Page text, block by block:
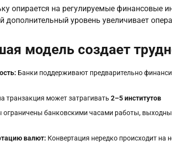
опирается на регулируемые финансовые
дополнительный уровень увеличивает
модель создает
Банки поддерживают предварительно
транзакция может затрагивать 2–5 институтов
ограничены банковскими часами работы,
валют: Конвертация нередко происходит на